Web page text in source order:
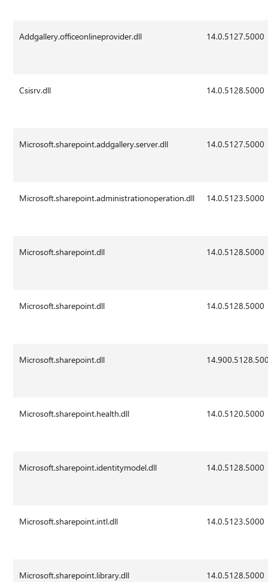
Addgallery.officeonlineprovider.dll 14.0.5127.5000
Csisrv.dll 14.0.5128.5000
Microsoft.sharepoint.addgallery.server.dll 14.0.5127.5000
Microsoft.sharepoint.administrationoperation.dll 14.0.5123.5000
Microsoft.sharepoint.dll 14.0.5128.5000
Microsoft.sharepoint.dll 14.0.5128.5000
Microsoft.sharepoint.dll
Microsoft.sharepoint.health.dll 14.0.5120.5000
Microsoft.sharepoint.identitymodel.dll 14.0.5128.5000
Microsoft.sharepoint.intl.dll 14.0.5123.5000
Microsoft.sharepoint.library.dll 14.0.5128.5000